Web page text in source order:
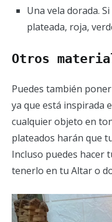
Una vela dorada.
plateada, roja,
Otros
Puedes también
ya que está inspirada
cualquier objeto en
plateados harán que
Incluso puedes hacer
tenerlo en tu Altar o